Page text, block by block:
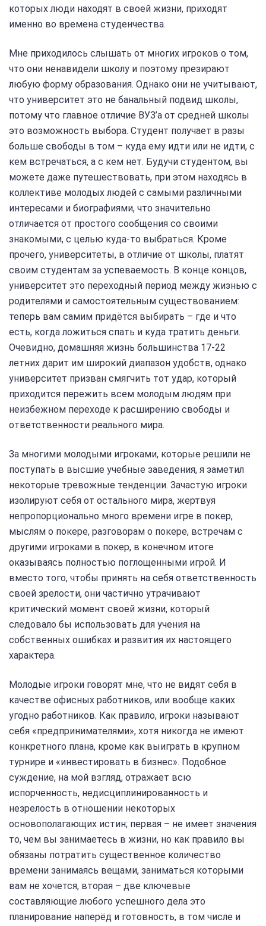
которых люди находят в своей жизни, приходят
именно во времена студенчества.
Мне приходилось слышать от многих игроков о том,
что они ненавидели школу и поэтому презирают
любую форму образования. Однако они не учитывают,
что университет это не банальный подвид школы,
потому что главное отличие ВУЗ’a от средней школы
это возможность выбора. Студент получает в разы
больше свободы в том – куда ему идти или не идти, с
кем встречаться, а с кем нет. Будучи студентом, вы
можете даже путешествовать, при этом находясь в
коллективе молодых людей с самыми различными
интересами и биографиями, что значительно
отличается от простого сообщения со своими
знакомыми, с целью куда-то выбраться. Кроме
прочего, университеты, в отличие от школы, платят
своим студентам за успеваемость. В конце концов,
университет это переходный период между жизнью с
родителями и самостоятельным существованием:
теперь вам самим придётся выбирать – где и что
есть, когда ложиться спать и куда тратить деньги.
Очевидно, домашняя жизнь большинства 17-22
летних дарит им широкий диапазон удобств, однако
университет призван смягчить тот удар, который
приходится пережить всем молодым людям при
неизбежном переходе к расширению свободы и
ответственности реального мира.
За многими молодыми игроками, которые решили не
поступать в высшие учебные заведения, я заметил
некоторые тревожные тенденции. Зачастую игроки
изолируют себя от остального мира, жертвуя
непропорционально много времени игре в покер,
мыслям о покере, разговорам о покере, встречам с
другими игроками в покер, в конечном итоге
оказываясь полностью поглощенными игрой. И
вместо того, чтобы принять на себя ответственность
своей зрелости, они частично утрачивают
критический момент своей жизни, который
следовало бы использовать для учения на
собственных ошибках и развития их настоящего
характера.
Молодые игроки говорят мне, что не видят себя в
качестве офисных работников, или вообще каких
угодно работников. Как правило, игроки называют
себя «предпринимателями», хотя никогда не имеют
конкретного плана, кроме как выиграть в крупном
турнире и «инвестировать в бизнес». Подобное
суждение, на мой взгляд, отражает всю
испорченность, недисциплинированность и
незрелость в отношении некоторых
основополагающих истин; первая – не имеет значения
то, чем вы занимаетесь в жизни, но как правило вы
обязаны потратить существенное количество
времени занимаясь вещами, заниматься которыми
вам не хочется, вторая – две ключевые
составляющие любого успешного дела это
планирование наперёд и готовность, в том числе и